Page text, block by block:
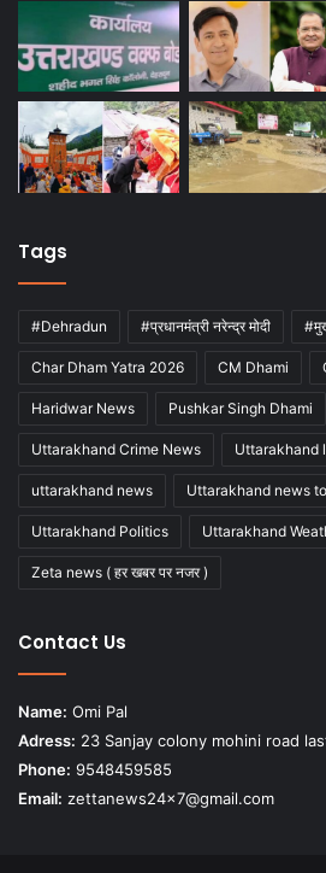
Tags
#Dehradun #प्रधानमंत्री नरेन्द्र मोदी
Char Dham Yatra 2026 CM Dhami
Haridwar News Pushkar Singh Dhami
Uttarakhand Crime News Uttarakhand
uttarakhand news Uttarakhand news
Uttarakhand Politics Uttarakhand
Zeta news ( हर खबर पर नजर )
Contact Us
Name: Omi Pal
Adress: 23 Sanjay colony mohini road
Phone: 9548459585
Email: zettanews24x7@gmail.com